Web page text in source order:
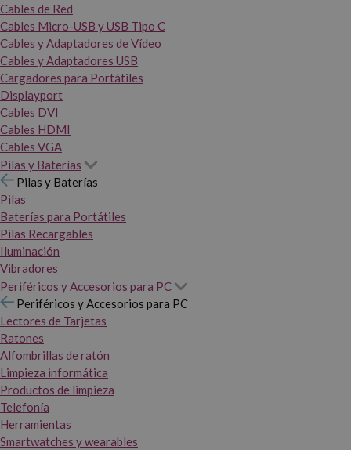
Cables de Red
Cables Micro-USB y USB Tipo C
Cables y Adaptadores de Vídeo
Cables y Adaptadores USB
Cargadores para Portátiles
Displayport
Cables DVI
Cables HDMI
Cables VGA
Pilas y Baterías
Pilas y Baterías
Pilas
Baterías para Portátiles
Pilas Recargables
Iluminación
Vibradores
Periféricos y Accesorios para PC
Periféricos y Accesorios para PC
Lectores de Tarjetas
Ratones
Alfombrillas de ratón
Limpieza informática
Productos de limpieza
Telefonía
Herramientas
Smartwatches y wearables